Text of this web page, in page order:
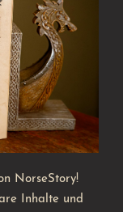
NorseStory!
Inhalte und